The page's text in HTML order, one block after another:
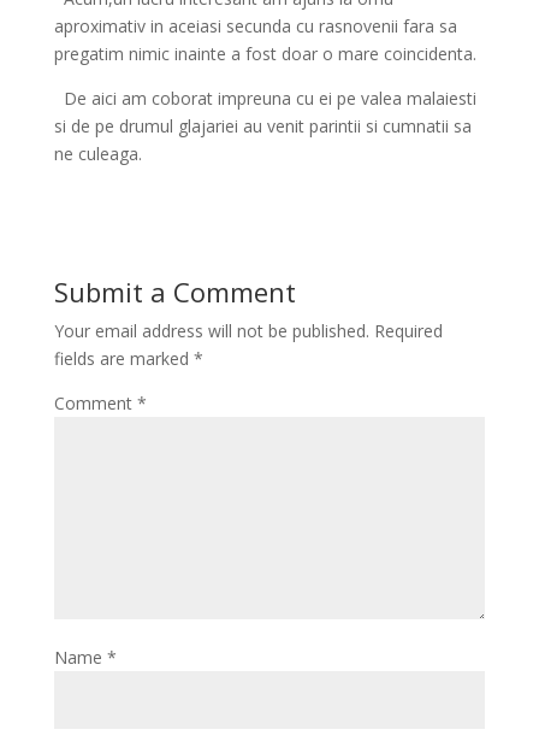
aproximativ in aceiasi secunda cu rasnovenii fara sa
pregatim nimic inainte a fost doar o mare coincidenta.
De aici am coborat impreuna cu ei pe valea malaiesti
si de pe drumul glajariei au venit parintii si cumnatii sa
ne culeaga.
Submit a Comment
Your email address will not be published. Required
fields are marked *
Comment *
Name *